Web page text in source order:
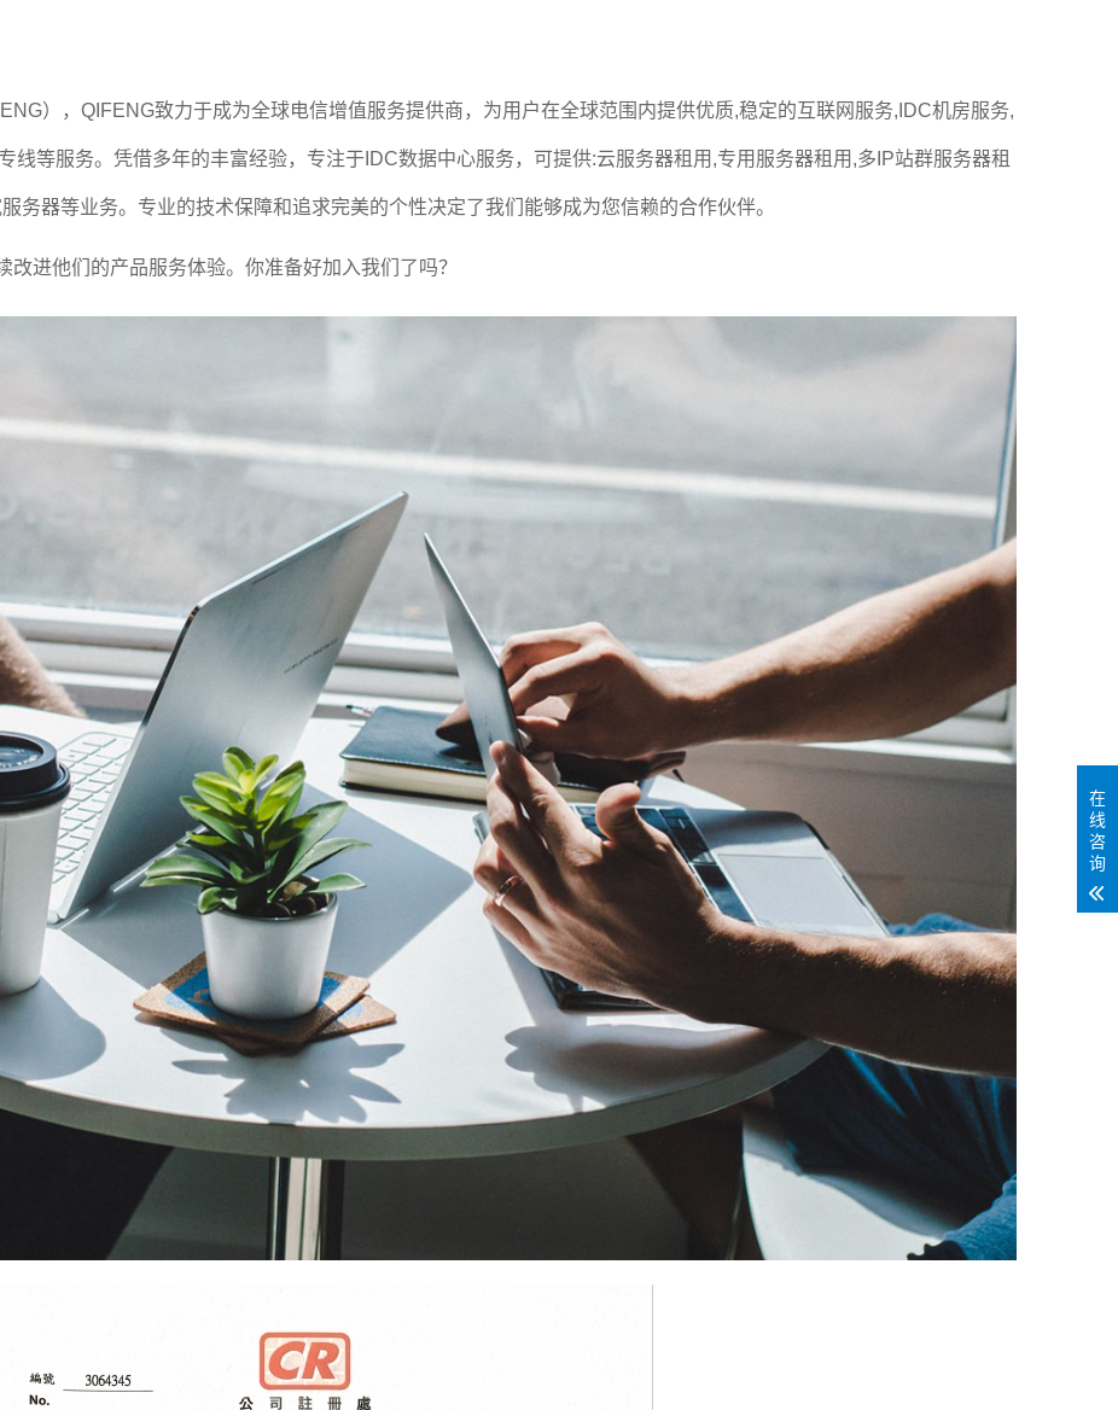
），QIFENG致力于成为全球电信增值服务提供商，为用户在全球范围内提供优质,稳定的互联网服务,IDC机房服务,
线等服务。凭借多年的丰富经验，专注于IDC数据中心服务，可提供:云服务器租用,专用服务器租用,多IP站群服务器租
务器等业务。专业的技术保障和追求完美的个性决定了我们能够成为您信赖的合作伙伴。
进他们的产品服务体验。你准备好加入我们了吗？
在
线
咨
询